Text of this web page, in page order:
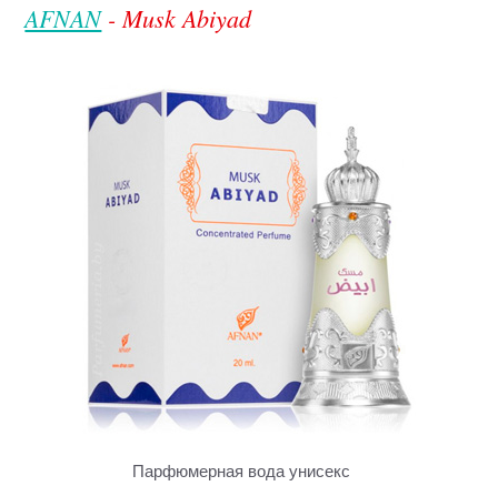
AFNAN- Musk Abiyad
Парфюмерная вода унисекс